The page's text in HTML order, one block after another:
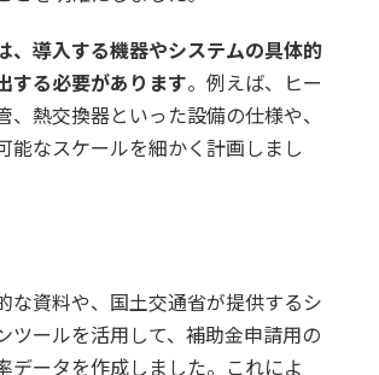
、導入する機器やシステムの具体的
する必要があります。例えば、ヒー
、熱交換器といった設備の仕様や、
能なスケールを細かく計画しまし
な資料や、国土交通省が提供するシ
ツールを活用して、補助金申請用の
データを作成しました。これによ